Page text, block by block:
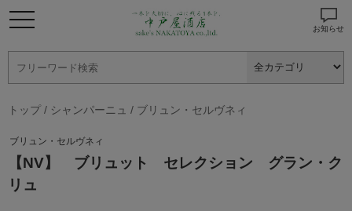
お知らせ
トップ/ シャンパーニュ / ブリュン・セルヴネィ
ブリュン・セルヴネィ
【NV】 ブリュット セレクション グラン・ク
リュ